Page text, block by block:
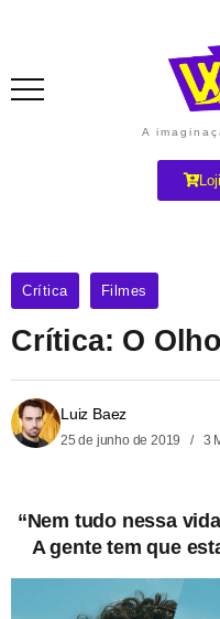
A
Crítica Filmes
Crítica: O
Luiz Baez
25 de junho de 2019 3
“Nem tudo nessa
A gente tem que